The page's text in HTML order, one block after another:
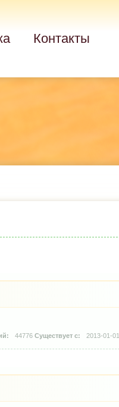
Контакты
44776 2013-01-01